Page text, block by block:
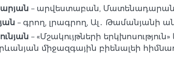
– արվեստաբան,
– գրող, լրագրող, Ալ․
– «Մշակույթների
միջազգային բիենալեի